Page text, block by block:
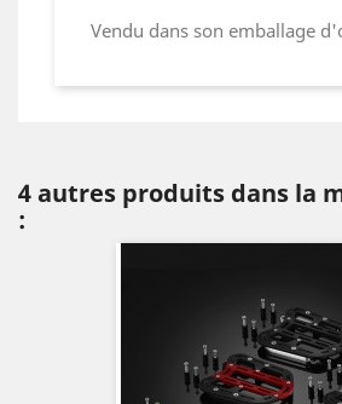
Vendu dans son emballage
4 autres produits dans la
: